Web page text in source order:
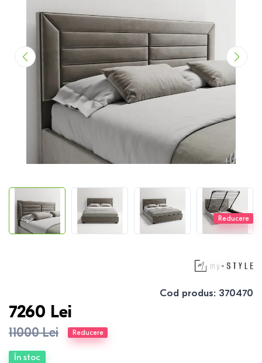
Reducere
Cod produs: 370470
7260 Lei
11000 Lei Reducere
În stoc